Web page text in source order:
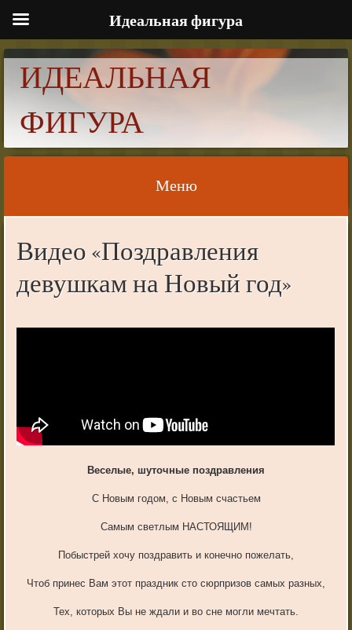
ИДЕАЛЬНАЯ
ФИГУРА
Меню
Видео «Поздравления
девушкам на Новый год»
Веселые, шуточные поздравления
С Новым годом, с Новым счастьем
Самым светлым НАСТОЯЩИМ!
Побыстрей хочу поздравить и конечно пожелать,
Чтоб принес Вам этот праздник сто сюрпризов самых разных,
Тех, которых Вы не ждали и во сне могли мечтать.
Идеальная фигура